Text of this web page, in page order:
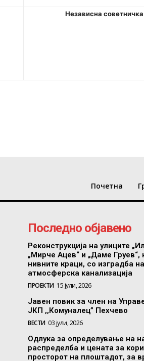
Независна
Почетна
Последно објавено
Реконструкција на улиците
„Мирче Ацев“ и „Даме Груев“,
нивните краци, со изградба
атмосферска канализација
ПРОЕКТИ 15 јули, 2026
Јавен повик за член на
ЈКП ,,Комуналец” Пехчево
ВЕСТИ 03 јули, 2026
Одлука за определување на
распределба и цената за
просторот на плоштадот, за